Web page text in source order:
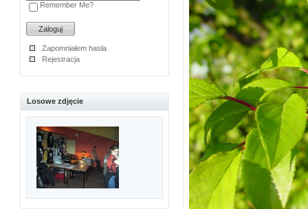
Remember Me?
Zapomniałem hasła
Rejestracja
Losowe zdjęcie